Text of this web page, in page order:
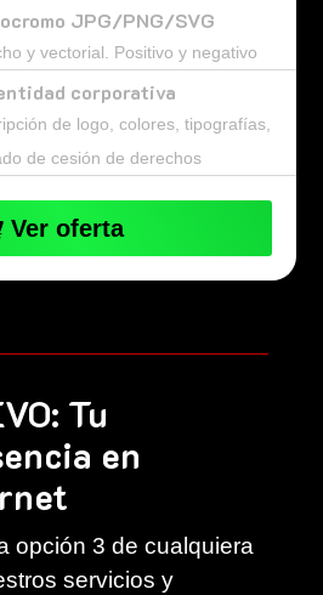
JPG/PNG/SVG
y vectorial. Positivo y negativo
corporativa
de logo, colores, tipografías,
de cesión de derechos
Ver oferta
Tu
en
opción 3 de cualquiera
servicios y